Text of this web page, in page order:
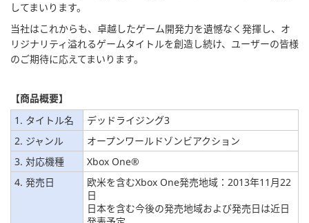
してまいります。
当社はこれからも、卓越したゲーム開発力を遺憾なく発揮し、オ
リジナリティ溢れるゲームタイトルを創造し続け、ユーザーの皆様
のご期待に応えてまいります。
【商品概要】
1. タイトル名
デッドライジング3
2. ジャンル
オープンワールドゾンビアクション
3. 対応機種
Xbox One®
4. 発売日
欧米を含むXbox One発売地域：2013年11月22
日
日本を含む今後の発売地域および発売日は近日